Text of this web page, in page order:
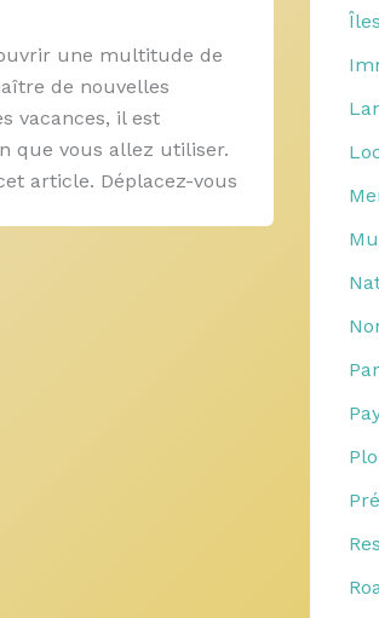
une multitude de
de nouvelles
vacances, il est
que vous allez utiliser.
article. Déplacez-vous